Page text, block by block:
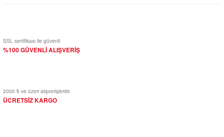
SSL sertifikası ile güvenli
%100 GÜVENLİ ALIŞVERİŞ
2000 ₺ ve üzeri alışverişlerde
ÜCRETSİZ KARGO